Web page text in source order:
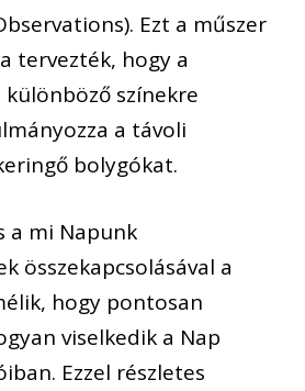
Ezt a műszer
tervezték, hogy a
színekre
a távoli
bolygókat.
a mi Napunk
összekapcsolásával a
hogy pontosan
viselkedik a Nap
Ezzel részletes